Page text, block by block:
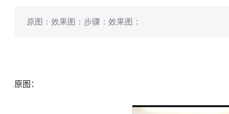
原图：效果图：步骤：效果图：
原图：